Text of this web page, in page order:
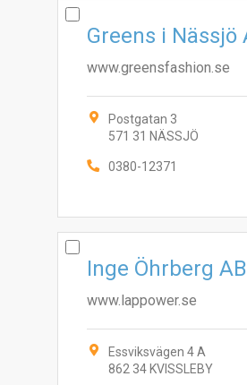
Greens i Nässjö
www.greensfashion.se
Postgatan 3
571 31 NÄSSJÖ
0380-12371
Inge Öhrberg
www.lappower.se
Essviksvägen 4 A
862 34 KVISSLEBY